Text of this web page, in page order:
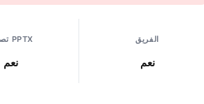
تصدير PPTX
نعم
الفريق
نعم